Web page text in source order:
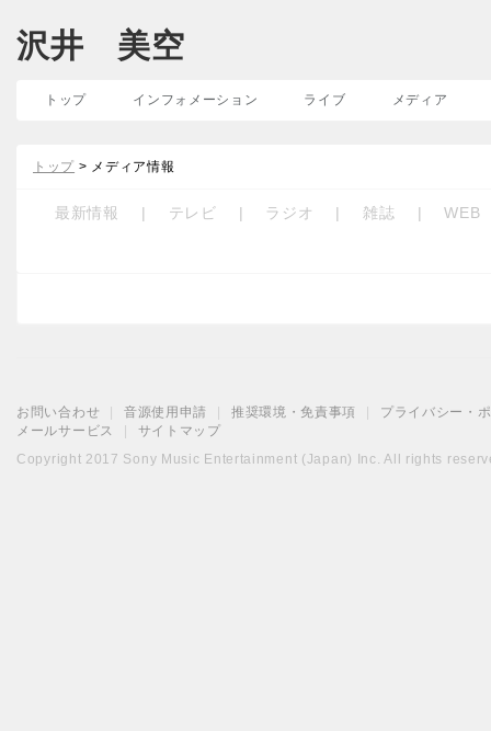
沢井 美空
トップ インフォメーション ライブ メディア
トップ > メディア情報
最新情報 | テレビ | ラジオ | 雑誌 | WEB
お問い合わせ 音源使用申請 推奨環境・免責事項
プライバシー・
メールサービス
サイトマップ
Copyright 2017 Sony Music Entertainment (Japan) Inc. All rights